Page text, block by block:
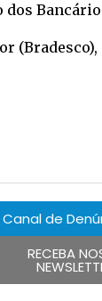
dos
Canal de
RECEBA